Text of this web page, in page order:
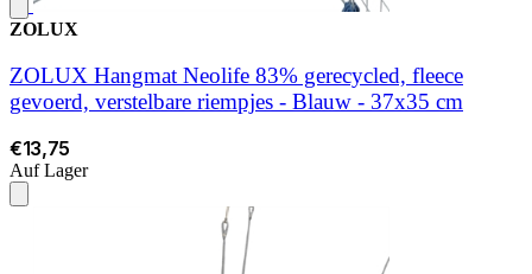
ZOLUX
ZOLUX Hangmat Neolife 83% gerecycled, fleece
gevoerd, verstelbare riempjes - Blauw - 37x35 cm
€13,75
Auf Lager